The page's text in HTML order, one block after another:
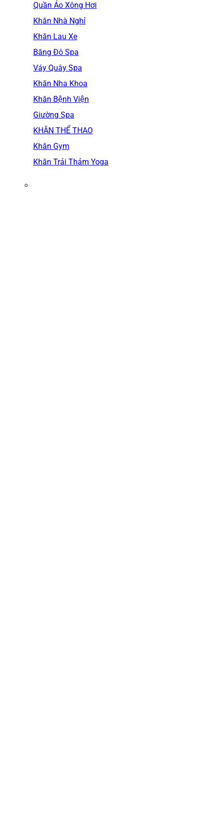
Quần Áo Xông Hơi
Khăn Nhà Nghỉ
Khăn Lau Xe
Băng Đô Spa
Váy Quây Spa
Khăn Nha Khoa
Khăn Bệnh Viện
Giường Spa
KHĂN THỂ THAO
Khăn Gym
Khăn Trải Thảm Yoga